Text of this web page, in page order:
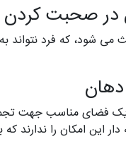
صحبت کردن
شود، که فرد نتواند
فضای مناسب جهت
این امکان را